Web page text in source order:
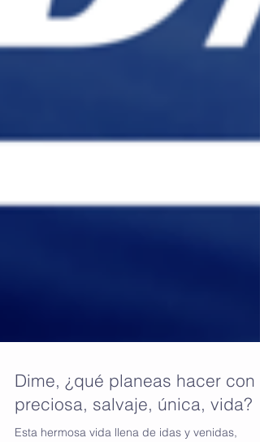
Dime, ¿qué planeas hacer con
preciosa, salvaje, única, vida?